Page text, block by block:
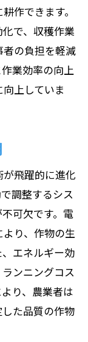
作できます。
で、収穫作業
の負担を軽減
業効率の向上
上していま
飛躍的に進化
調整するシス
可欠です。電
り、作物の生
エネルギー効
ンニングコス
り、農業者は
た品質の作物